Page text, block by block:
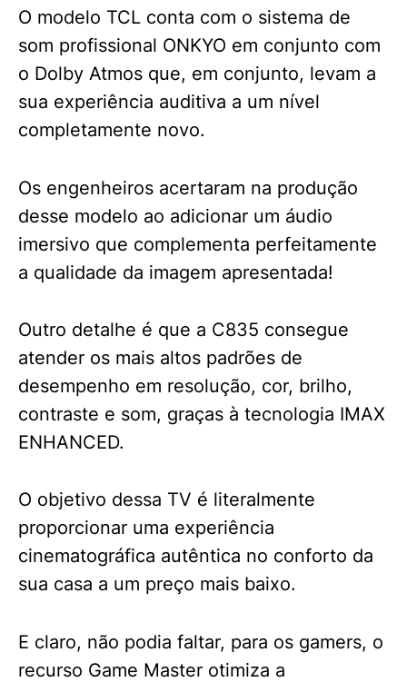
O modelo TCL conta com o sistema de
som profissional ONKYO em conjunto com
o Dolby Atmos que, em conjunto, levam a
sua experiência auditiva a um nível
completamente novo.
Os engenheiros acertaram na produção
desse modelo ao adicionar um áudio
imersivo que complementa perfeitamente
a qualidade da imagem apresentada!
Outro detalhe é que a C835 consegue
atender os mais altos padrões de
desempenho em resolução, cor, brilho,
contraste e som, graças à tecnologia IMAX
ENHANCED.
O objetivo dessa TV é literalmente
proporcionar uma experiência
cinematográfica autêntica no conforto da
sua casa a um preço mais baixo.
E claro, não podia faltar, para os gamers, o
recurso Game Master otimiza a